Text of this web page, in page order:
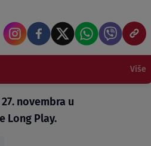
Više
novembra u
Long Play.